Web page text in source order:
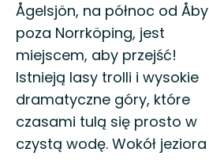
Ågelsjön, na północ od Åby
poza Norrköping, jest
miejscem, aby przejść!
Istnieją lasy trolli i wysokie
dramatyczne góry, które
czasami tulą się prosto w
czystą wodę. Wokół jeziora